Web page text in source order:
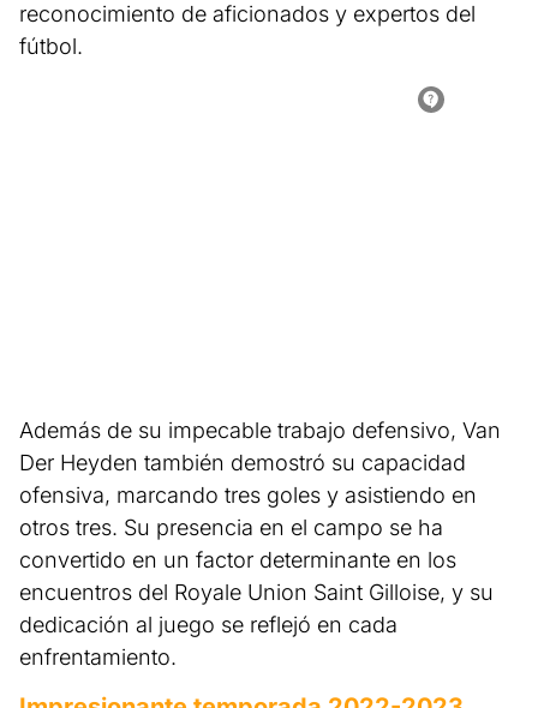
reconocimiento de aficionados y expertos del
fútbol.
Además de su impecable trabajo defensivo, Van
Der Heyden también demostró su capacidad
ofensiva, marcando tres goles y asistiendo en
otros tres. Su presencia en el campo se ha
convertido en un factor determinante en los
encuentros del Royale Union Saint Gilloise, y su
dedicación al juego se reflejó en cada
enfrentamiento.